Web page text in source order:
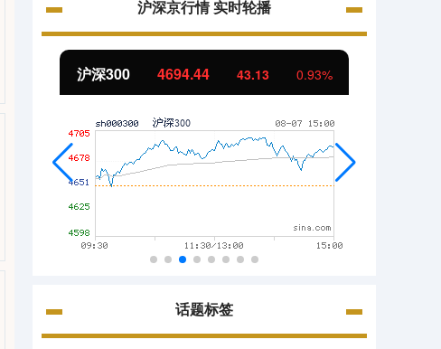
沪深京行情 实时轮播
北证50 1134.24 11.37 1.01%
话题标签